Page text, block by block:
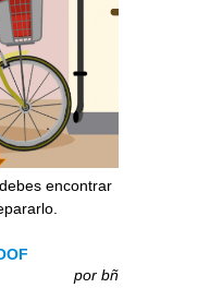
encontrar
por bñ